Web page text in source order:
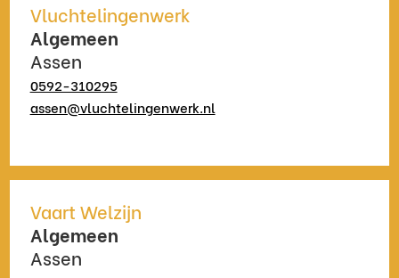
Vluchtelingenwerk
Algemeen
Assen
0592-310295
assen@vluchtelingenwerk.nl
Vaart Welzijn
Algemeen
Assen